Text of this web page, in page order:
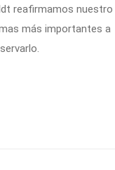
reafirmamos nuestro
más importantes a